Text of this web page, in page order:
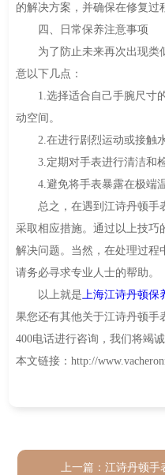
的解决方案，并确保在修复过
四、日常保养注意事项
为了防止未来再次出现类
意以下几点：
1.选择适合自己手腕尺寸的
动空间。
2.在进行剧烈运动或接触水
3.定期对手表进行清洁和检
4.避免将手表暴露在极端温
总之，在遇到江诗丹顿手
采取相应措施。通过以上技巧
解决问题。当然，在处理过程
请务必寻求专业人士的帮助。
以上就是上海江诗丹顿保
果您还有其他关于江诗丹顿手
400电话进行咨询，我们将竭诚
本文链接：http://
上一篇： 江诗丹顿手